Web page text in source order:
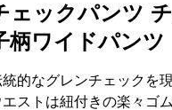
ェックパンツ
柄ワイドパンツ
的なグレンチェックを
エストは紐付きの楽々ゴ